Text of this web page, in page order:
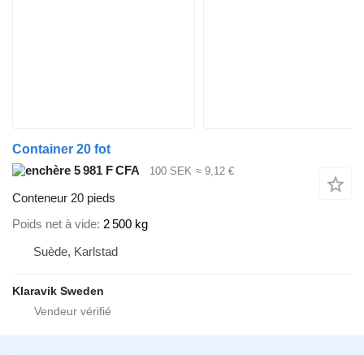
Container 20 fot
5 981 F CFA
100 SEK ≈ 9,12 €
Conteneur 20 pieds
Poids net à vide 2 500 kg
Suède, Karlstad
Klaravik Sweden